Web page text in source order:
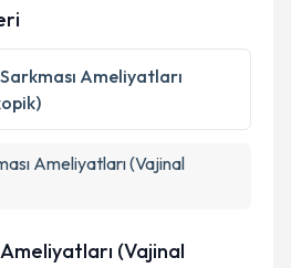
Ameliyatları
Ameliyatları (Vajinal
(Vajinal